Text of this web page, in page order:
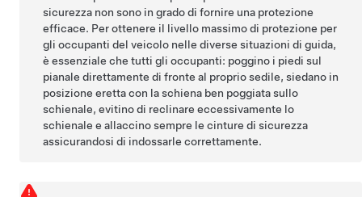
sicurezza non sono in grado di fornire una protezione
efficace. Per ottenere il livello massimo di protezione per
gli occupanti del veicolo nelle diverse situazioni di guida,
è essenziale che tutti gli occupanti: poggino i piedi sul
pianale direttamente di fronte al proprio sedile, siedano in
posizione eretta con la schiena ben poggiata sullo
schienale, evitino di reclinare eccessivamente lo
schienale e allaccino sempre le cinture di sicurezza
assicurandosi di indossarle correttamente.